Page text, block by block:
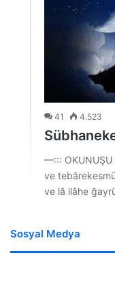
41 4.523
—:::
ve
ve lâ ilâhe
Sosyal Medya